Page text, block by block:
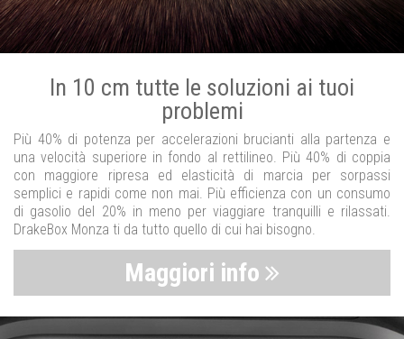
In 10 cm tutte le soluzioni ai tuoi
problemi
Più 40% di potenza per accelerazioni brucianti alla partenza e
una velocità superiore in fondo al rettilineo. Più 40% di coppia
con maggiore ripresa ed elasticità di marcia per sorpassi
semplici e rapidi come non mai. Più efficienza con un consumo
di gasolio del 20% in meno per viaggiare tranquilli e rilassati.
DrakeBox Monza ti da tutto quello di cui hai bisogno.
Maggiori info